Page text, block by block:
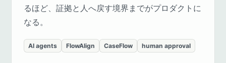
るほど、証拠と人へ戻す境界までがプロダクトに
なる。
AI agents FlowAlign CaseFlow human approval